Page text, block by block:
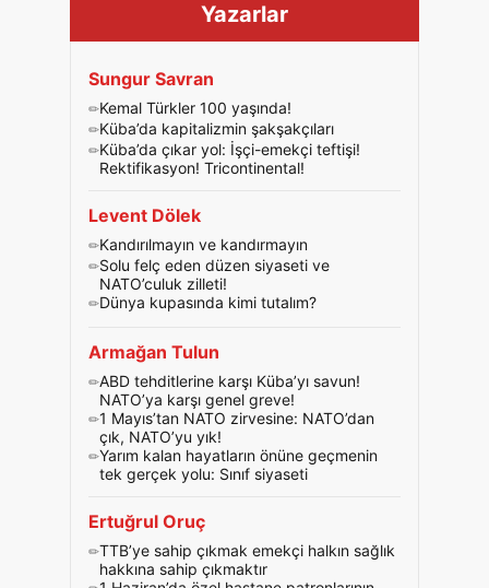
Yazarlar
Sungur Savran
Kemal Türkler 100 yaşında!
Küba’da kapitalizmin şakşakçıları
Küba’da çıkar yol: İşçi-emekçi teftişi!
Rektifikasyon! Tricontinental!
Levent Dölek
Kandırılmayın ve kandırmayın
Solu felç eden düzen siyaseti ve
NATO’culuk zilleti!
Dünya kupasında kimi tutalım?
Armağan Tulun
ABD tehditlerine karşı Küba’yı savun!
NATO’ya karşı genel greve!
1 Mayıs’tan NATO zirvesine: NATO’dan
çık, NATO’yu yık!
Yarım kalan hayatların önüne geçmenin
tek gerçek yolu: Sınıf siyaseti
Ertuğrul Oruç
TTB’ye sahip çıkmak emekçi halkın sağlık
hakkına sahip çıkmaktır